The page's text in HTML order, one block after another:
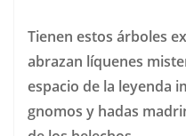
Tienen estos árboles
abrazan líquenes
espacio de la leyenda
gnomos y hadas